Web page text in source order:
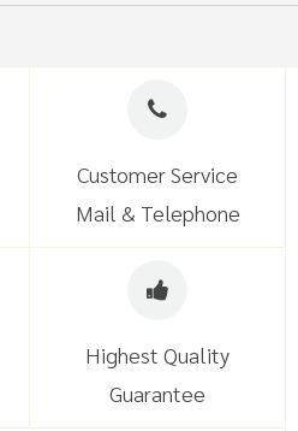
Customer Service
Mail & Telephone
Highest Quality
Guarantee